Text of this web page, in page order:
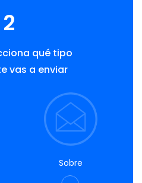
2
qué tipo
vas a enviar
Sobre